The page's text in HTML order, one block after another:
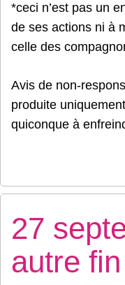
*ceci n’est pas un
de ses actions ni à
celle des
Avis de non-
produite
quiconque à
27
autre